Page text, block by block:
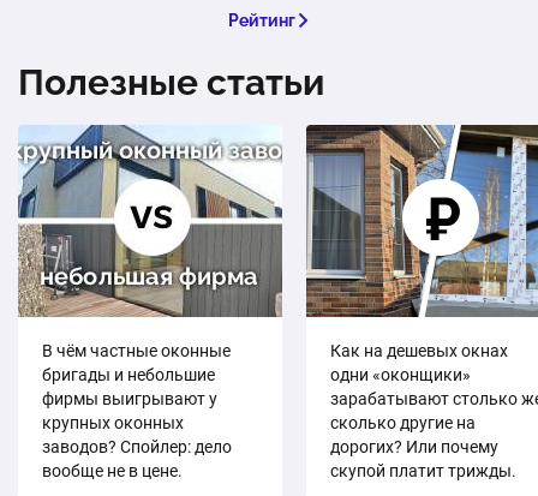
Рейтинг
Полезные статьи
В чём частные оконные
бригады и небольшие
фирмы выигрывают у
крупных оконных
заводов? Спойлер: дело
вообще не в цене.
Как на дешевых окнах
одни «оконщики»
зарабатывают столько
сколько другие на
дорогих? Или почему
скупой платит трижды.